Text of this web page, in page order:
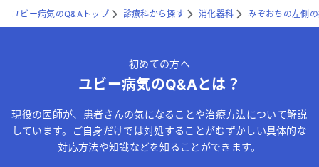
ユビー病気のQ&Aトップ 診療科から探す 消化器科 みぞおちの左側
初めての方へ
ユビー病気のQ&Aとは？
現役の医師が、患者さんの気になることや治療方法について解説
しています。ご自身だけでは対処することがむずかしい具体的な
対応方法や知識などを知ることができます。